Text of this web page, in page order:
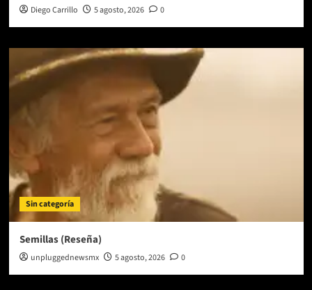
Diego Carrillo 5 agosto, 2026 0
Sin categoría
Semillas (Reseña)
unpluggednewsmx 5 agosto, 2026 0